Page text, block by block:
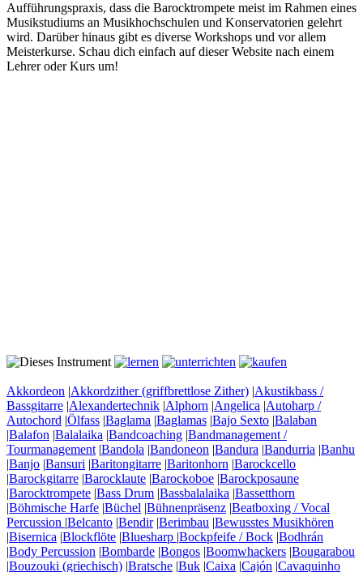
Aufführungspraxis, dass die Barocktrompete meist im Rahmen eines
Musikstudiums an Musikhochschulen und Konservatorien gelehrt
wird. Darüber hinaus gibt es diverse Workshops und vor allem
Meisterkurse. Schau dich einfach auf dieser Website nach einem
Lehrer oder Kurs um!
Akkordeon |Akkordzither (griffbrettlose Zither) |Akustikbass /
Bassgitarre |Alexandertechnik |Alphorn |Angelica |Autoharp /
Autochord |Ölfass |Baglama |Baglamas |Bajo Sexto |Balaban
|Balafon |Balalaika |Bandcoaching |Bandmanagement /
Tourmanagement|Bandola |Bandoneon |Bandura |Bandurria |Banhu
|Banjo |Bansuri |Baritongitarre |Baritonhorn |Barockcello
|Barockgitarre |Barocklaute |Barockoboe |Barockposaune
|Barocktrompete |Bass Drum |Bassbalalaika |Bassetthorn
|Böhmische Harfe |Büchel |Bühnenpräsenz |Beatboxing / Vocal
Percussion |Belcanto |Bendir|Berimbau |Bewusstes Musikhören
|Bisernica |Blockflöte |Bluesharp |Bockpfeife / Bock |Bodhrán
|Body Percussion |Bombarde |Bongos |Boomwhackers |Bougarabou
|Bouzouki (griechisch) |Bratsche |Buk |Caixa |Cajón |Cavaquinho